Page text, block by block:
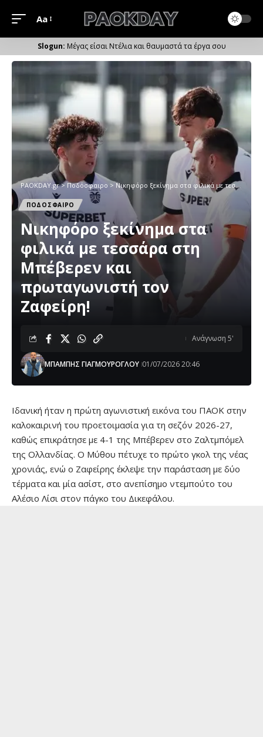
Μέγεθος
Γραμματοσειράς
Aa
Μέγας είσαι Ντέλια και θαυμαστά τα έργα σου
PAOKDAY.gr> Ποδόσφαιρο > Νικηφόρο ξεκίνημα στα φιλικά με τεσσάρα στη Μπέβερεν και πρωταγωνιστή τον Ζαφείρη!
ΠΟΔΟΣΦΑΙΡΟ
Νικηφόρο ξεκίνημα στα
φιλικά με τεσσάρα στη
Μπέβερεν και
πρωταγωνιστή τον
Ζαφείρη!
ΜΠΑΜΠΗΣ ΓΙΑΓΜΟΥΡΟΓΛΟΥ 01/07/2026 20:46
Ανάγνωση 5'
Ιδανική ήταν η πρώτη αγωνιστική εικόνα του ΠΑΟΚ στην
καλοκαιρινή του προετοιμασία για τη σεζόν 2026-27,
καθώς επικράτησε με 4-1 της Μπέβερεν στο Ζαλτμπόμελ
της Ολλανδίας. Ο Μύθου πέτυχε το πρώτο γκολ της νέας
χρονιάς, ενώ ο Ζαφείρης έκλεψε την παράσταση με δύο
τέρματα και μία ασίστ, στο ανεπίσημο ντεμπούτο του
Αλέσιο Λίσι στον πάγκο του Δικεφάλου.